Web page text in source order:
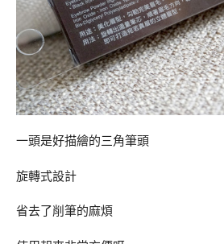
一頭是好描繪的三角筆頭
旋轉式設計
省去了削筆的麻煩